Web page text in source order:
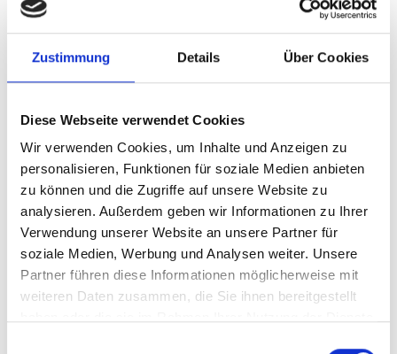
Zustimmung Details Über Cookies
Diese Webseite verwendet Cookies
Wir verwenden Cookies, um Inhalte und Anzeigen zu
personalisieren, Funktionen für soziale Medien anbieten
zu können und die Zugriffe auf unsere Website zu
analysieren. Außerdem geben wir Informationen zu Ihrer
Verwendung unserer Website an unsere Partner für
soziale Medien, Werbung und Analysen weiter. Unsere
Partner führen diese Informationen möglicherweise mit
weiteren Daten zusammen, die Sie ihnen bereitgestellt
Peru besitzt weltweit die zweitgrößte Fläche an dem
Hälfte des Landes ist bewaldet, und mehr als 330.000
Menschen sind direkt vom Wald abhängig. Sie
und Ökosystemdienstleistungen, die der Wald
bereitstellt. Von 2002 bis 2020 verlor Peru 2,64
Millionen Hektar an feuchtem Primärwald. Im
peruanischen Amazonasgebiet liegen die
Hauptursachen für die Entwaldungin der
kleinbäuerlichen Landwirtschaft, dem kommerziellen
Bergbau und dem damit verbundenen Straßenbau.
Die Schädigung des Waldes wird dagegen vor allem
durch illegalen Holzeinschlag verursacht.Rund 80
Prozent der mehr als 31 Millionen Einwohnerinnen